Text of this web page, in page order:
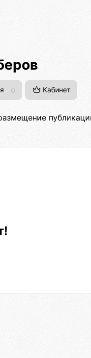
0 Кабинет